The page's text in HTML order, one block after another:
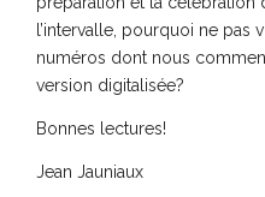
l’intervalle, pourquoi ne pas
numéros dont nous
version digitalisée?
Bonnes lectures!
Jean Jauniaux